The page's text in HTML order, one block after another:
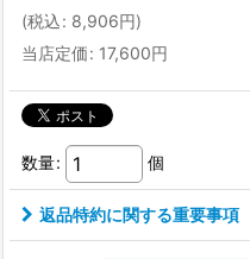
(税込: 8,906円)
当店定価: 17,600円
数量: 個
返品特約に関する重要事項